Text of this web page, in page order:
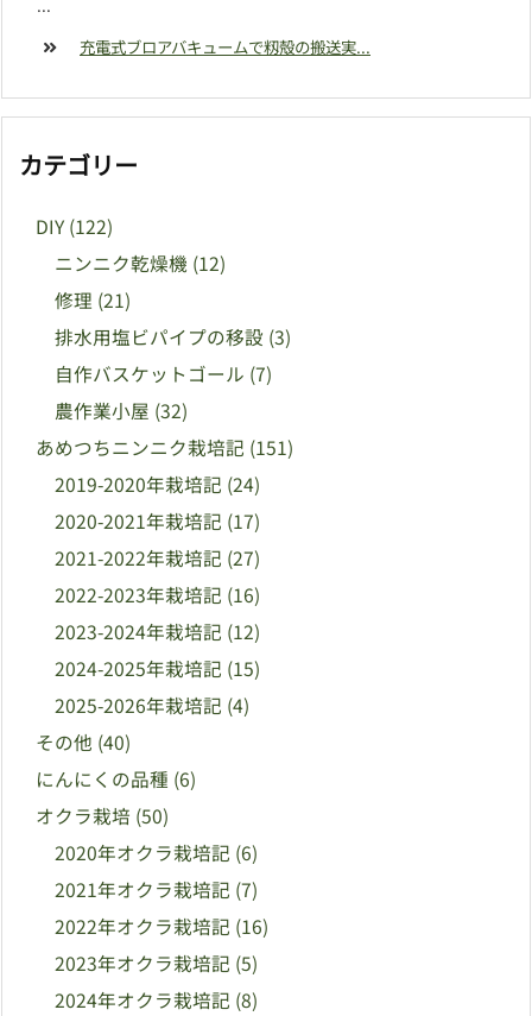
...
充電式ブロアバキュームで籾殻の搬送実...
カテゴリー
DIY (122)
ニンニク乾燥機 (12)
修理 (21)
排水用塩ビパイプの移設 (3)
自作バスケットゴール (7)
農作業小屋 (32)
あめつちニンニク栽培記 (151)
2019-2020年栽培記 (24)
2020-2021年栽培記 (17)
2021-2022年栽培記 (27)
2022-2023年栽培記 (16)
2023-2024年栽培記 (12)
2024-2025年栽培記 (15)
2025-2026年栽培記 (4)
その他 (40)
にんにくの品種 (6)
オクラ栽培 (50)
2020年オクラ栽培記 (6)
2021年オクラ栽培記 (7)
2022年オクラ栽培記 (16)
2023年オクラ栽培記 (5)
2024年オクラ栽培記 (8)